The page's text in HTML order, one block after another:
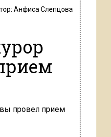
Анфиса Слепцова